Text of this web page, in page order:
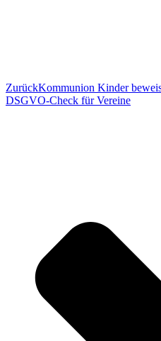
ZurückKommunion Kinder
DSGVO-Check für Vereine